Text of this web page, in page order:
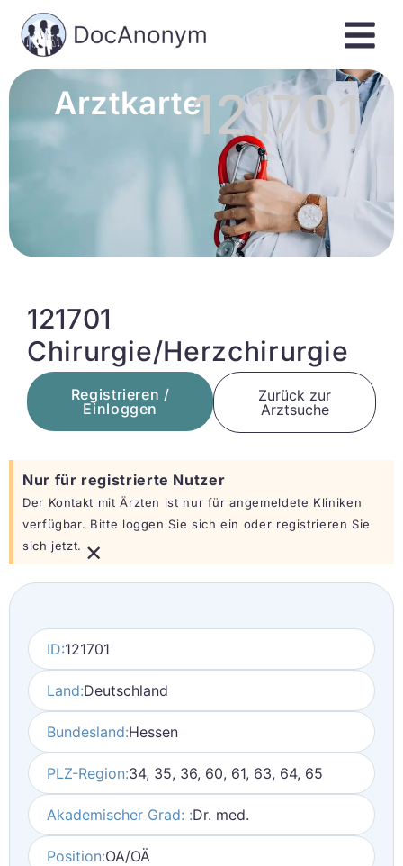
Arztkarte121701
121701
Chirurgie/Herzchirurgie
Registrieren /
Einloggen
Zurück zur
Arztsuche
Nur für registrierte Nutzer
Der Kontakt mit Ärzten ist nur für angemeldete Kliniken
verfügbar. Bitte loggen Sie sich ein oder registrieren Sie
sich jetzt. ×
ID:121701
Land:Deutschland
Bundesland:Hessen
PLZ-Region:34, 35, 36, 60, 61, 63, 64, 65
Akademischer Grad: :Dr. med.
Position:OA/OÄ